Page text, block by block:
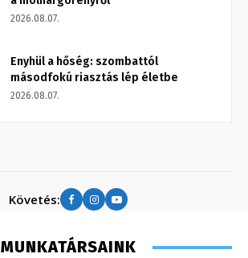
2026.08.07.
Enyhül a hőség: szombattól
másodfokú riasztás lép életbe
2026.08.07.
Követés:
MUNKATÁRSAINK